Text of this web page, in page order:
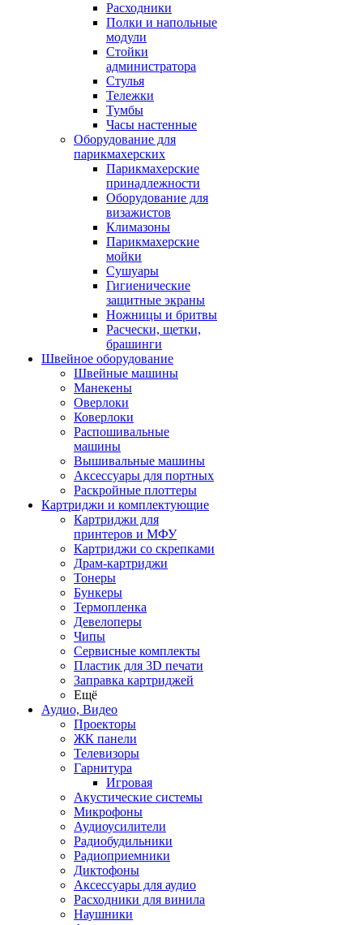
Расходники
Полки и напольные
модули
Стойки
администратора
Стулья
Тележки
Тумбы
Часы настенные
Оборудование для
парикмахерских
Парикмахерские
принадлежности
Оборудование для
визажистов
Климазоны
Парикмахерские
мойки
Сушуары
Гигиенические
защитные экраны
Ножницы и бритвы
Расчески, щетки,
брашинги
Швейное оборудование
Швейные машины
Манекены
Оверлоки
Коверлоки
Распошивальные
машины
Вышивальные машины
Аксессуары для портных
Раскройные плоттеры
Картриджи и комплектующие
Картриджи для
принтеров и МФУ
Картриджи со скрепками
Драм-картриджи
Тонеры
Бункеры
Термопленка
Девелоперы
Чипы
Сервисные комплекты
Пластик для 3D печати
Заправка картриджей
Ещё
Аудио, Видео
Проекторы
ЖК панели
Телевизоры
Гарнитура
Игровая
Акустические системы
Микрофоны
Аудиоусилители
Радиобудильники
Радиоприемники
Диктофоны
Аксессуары для аудио
Расходники для винила
Наушники